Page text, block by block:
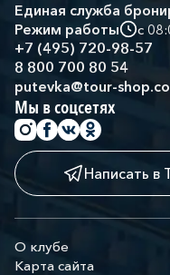
Единая служба
Режим работы
с
+7 (495) 720-98-57
8 800 700 80 54
putevka@tour-
Мы в соцсетях
Написать в
О клубе
Карта сайта